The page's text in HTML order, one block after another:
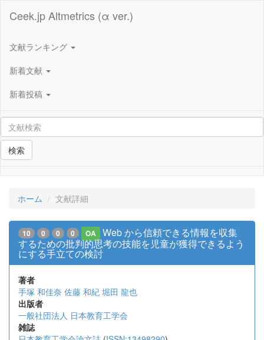
Ceek.jp Altmetrics (α ver.)
文献ランキング
新着文献
新着投稿
検索
ホーム 文献詳細
10 0 0 0 OA
Web から信頼できる情報を収集
するための批判的思考の技能を児童が獲得できるよう
にする手立ての検討
著者
手塚 和佳奈 佐藤 和紀 堀田 龍也
出版者
一般社団法人 日本教育工学会
雑誌